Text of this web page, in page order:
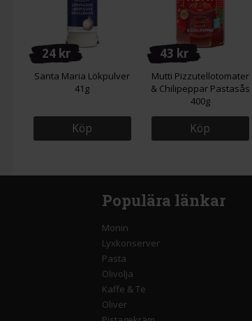
24 kr
Santa Maria Lökpulver
41g
Köp
43 kr
Mutti Pizzutellotomater
& Chilipeppar Pastasås
400g
Köp
Populära länkar
Monin
Lyxkonserver
Pasta
Olivolja
Kaffe & Te
Oliver